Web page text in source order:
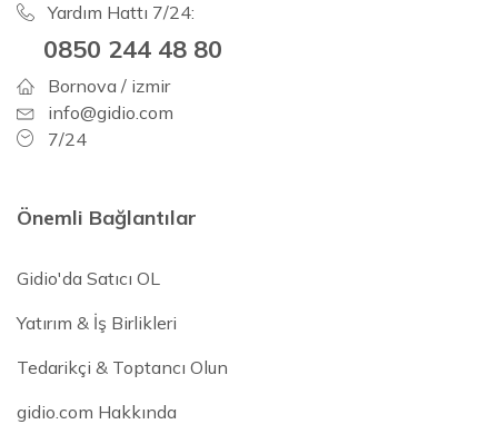
Yardım Hattı 7/24:
0850 244 48 80
Bornova / izmir
info@gidio.com
7/24
Önemli Bağlantılar
Gidio'da Satıcı OL
Yatırım & İş Birlikleri
Tedarikçi & Toptancı Olun
gidio.com Hakkında